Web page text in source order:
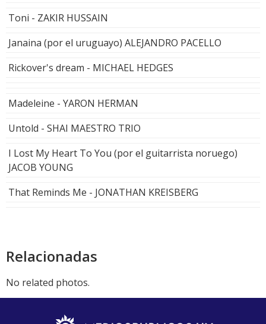
Toni - ZAKIR HUSSAIN
Janaina (por el uruguayo) ALEJANDRO PACELLO
Rickover's dream - MICHAEL HEDGES
Madeleine - YARON HERMAN
Untold - SHAI MAESTRO TRIO
I Lost My Heart To You (por el guitarrista noruego)
JACOB YOUNG
That Reminds Me - JONATHAN KREISBERG
Relacionadas
No related photos.